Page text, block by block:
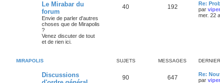
Le Mirabar du
forum
Envie de parler d'autres
choses que de Mirapolis
?
Venez discuter de tout
et de rien ici.
40 192
Re:
par
mer. 22
MIRAPOLIS SUJETS MESSAGES
Discussions
90 647
Re:
par